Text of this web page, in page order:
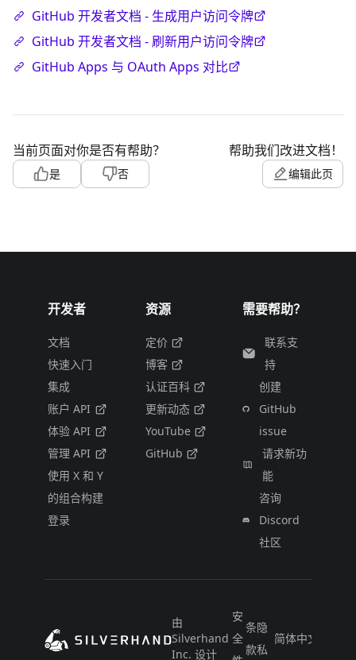
GitHub 开发者文档 - 生成用户访问令牌
GitHub 开发者文档 - 刷新用户访问令牌
GitHub Apps 与 OAuth Apps 对比
当前页面对你是否有帮助？
是 否
帮助我们改进文档！
编辑此页
开发者
文档
快速入门
集成
账户 API
体验 API
管理 API
使用 X 和 Y
的组合构建
登录
资源
定价
博客
认证百科
更新动态
YouTube
GitHub
需要帮助？
联系支
持
创建
GitHub
issue
请求新功
能
咨询
Discord
社区
由
Silverhand
Inc. 设计
安
全
条
款
隐
私
简体中文